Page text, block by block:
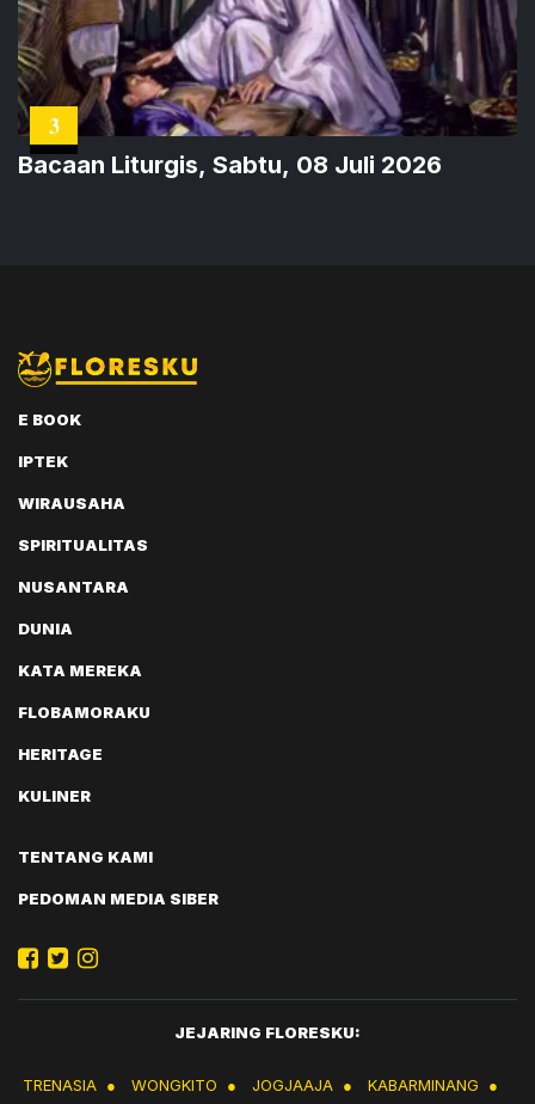
3
Bacaan Liturgis, Sabtu, 08 Juli 2026
E BOOK
IPTEK
WIRAUSAHA
SPIRITUALITAS
NUSANTARA
DUNIA
KATA MEREKA
FLOBAMORAKU
HERITAGE
KULINER
TENTANG KAMI
PEDOMAN MEDIA SIBER
JEJARING FLORESKU:
TRENASIA ● WONGKITO ● JOGJAAJA ● KABARMINANG ●